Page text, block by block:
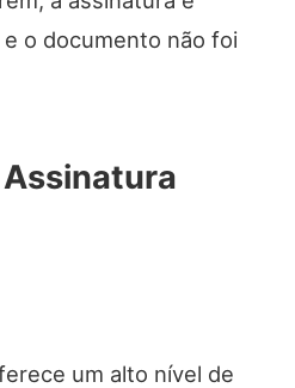
o documento não foi
um alto nível de